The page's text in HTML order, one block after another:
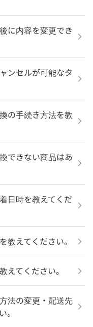
に内容を変更でき
ンセルが可能なタ
の手続き方法を教
できない商品はあ
日時を教えてくだ
教えてください。
えてください。
法の変更・配送先
。